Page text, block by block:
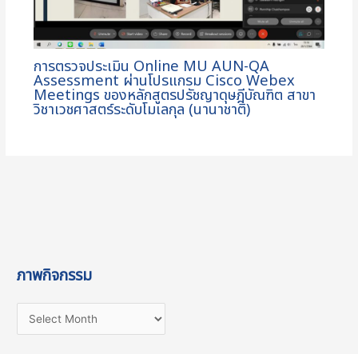
การตรวจประเมิน Online MU AUN-QA
Assessment ผ่านโปรแกรม Cisco Webex
Meetings ของหลักสูตรปรัชญาดุษฎีบัณฑิต สาขา
วิชาเวชศาสตร์ระดับโมเลกุล (นานาชาติ)
ภาพกิจกรรม